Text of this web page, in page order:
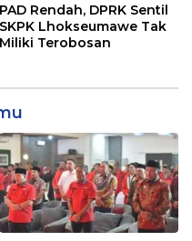
PAD Rendah, DPRK Sentil
SKPK Lhokseumawe Tak
Miliki Terobosan